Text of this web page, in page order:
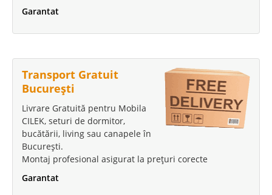
Garantat
Transport Gratuit
București
Livrare Gratuită pentru Mobila
CILEK, seturi de dormitor,
bucătării, living sau canapele în
București.
Montaj profesional asigurat la prețuri corecte
Garantat